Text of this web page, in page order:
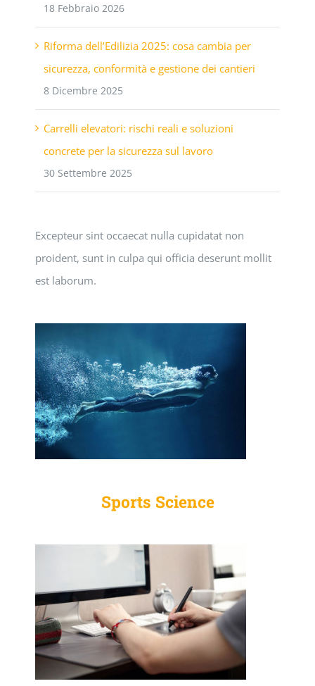
18 Febbraio 2026
Riforma dell’Edilizia 2025: cosa cambia per
sicurezza, conformità e gestione dei cantieri
8 Dicembre 2025
Carrelli elevatori: rischi reali e soluzioni
concrete per la sicurezza sul lavoro
30 Settembre 2025
Excepteur sint occaecat nulla cupidatat non
proident, sunt in culpa qui officia deserunt mollit
est laborum.
Sports Science